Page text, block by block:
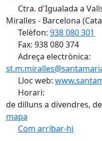
Ctra. d'Igualada a
Miralles - Barcelona
Telèfon: 938 080 301
Fax: 938 080 374
Adreça electrònica:
Lloc web:
Horari:
de dilluns a divendres,
mapa
Com arribar-hi